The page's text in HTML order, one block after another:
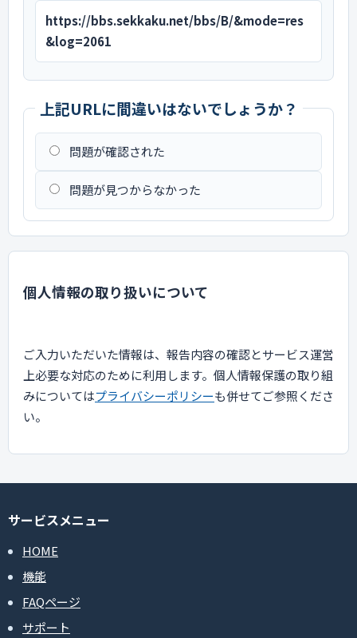
https://bbs.sekkaku.net/bbs/B/&mode=res
&log=2061
上記URLに間違いはないでしょうか？
問題が確認された
問題が見つからなかった
個人情報の取り扱いについて
ご入力いただいた情報は、報告内容の確認とサービス運営
上必要な対応のために利用します。個人情報保護の取り組
みについてはプライバシーポリシーも併せてご参照くださ
い。
サービスメニュー
HOME
機能
FAQページ
サポート